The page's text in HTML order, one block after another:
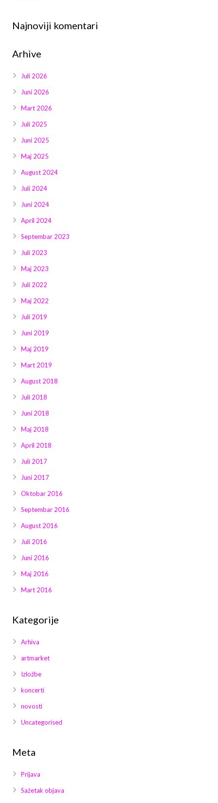
Najnoviji komentari
Arhive
Juli 2026
Juni 2026
Mart 2026
Juli 2025
Juni 2025
Maj 2025
August 2024
Juli 2024
Juni 2024
April 2024
Septembar 2023
Juli 2023
Maj 2023
Juli 2022
Maj 2022
Juli 2019
Juni 2019
Maj 2019
Mart 2019
August 2018
Juli 2018
Juni 2018
Maj 2018
April 2018
Juli 2017
Juni 2017
Oktobar 2016
Septembar 2016
August 2016
Juli 2016
Juni 2016
Maj 2016
Mart 2016
Kategorije
Arhiva
artmarket
Izložbe
koncerti
novosti
Uncategorised
Meta
Prijava
Sažetak objava